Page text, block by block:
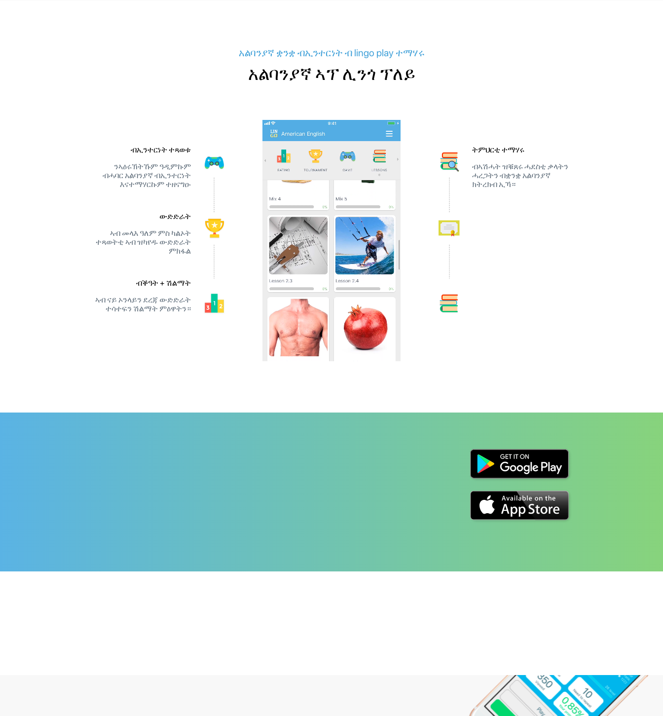
አልባንያኛ ቋንቋ ብኢንተርነት ብ lingo play ተማሃሩ
አልባንያኛ ኣፕ ሊንጎ ፕለይ
ብኢንተርነት ተጻወቱ
ንኣዕሩኽትኹም ዓዲምኩም
ብሓባር አልባንያኛ ብኢንተርነት
እናተማሃርኩም ተዘናግዑ
ውድድራት
ኣብ መላእ ዓለም ምስ ካልኦት
ተጻወትቲ ኣብ ዝካየዱ ውድድራት
ምክፋል
ብቕዓት + ሽልማት
ኣብ ናይ ኦንላይን ደረጃ ውድድራት
ተሳተፍን ሽልማት ምዕዋትን።
ትምህርቲ ተማሃሩ
ብኣሽሓት ዝቑጸሩ ሓደስቲ ቃላትን
ሓረጋትን ብቋንቋ አልባንያኛ
ክትረክብ ኢኻ።